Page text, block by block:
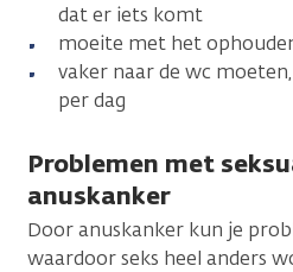
dat er iets komt
moeite met het
vaker naar de wc
per dag
Problemen met
anuskanker
Door anuskanker kun je
waardoor seks heel anders